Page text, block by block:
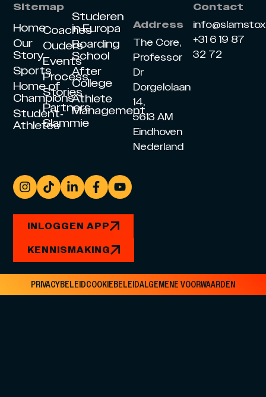
Sitemap
Home
Our
Story
Sports
Home of
Champions
Student-
Athletes
Coaches
Ouders
Events
Process
Stories
Partners
Slammie
Studeren
in Europa
Boarding
School
After
College
Athlete
Management
Address
The Core,
Professor
Dr
Dorgelolaan
14,
5613 AM
Eindhoven
Nederland
Contact
+31 6 19 87
32 72
INLOGGEN APP
KENNISMAKING
PRIVACYBELEIDCOOKIEBELEIDALGEMENE VOORWAARDEN